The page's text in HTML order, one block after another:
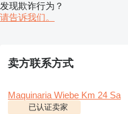
发现欺诈行为？
请告诉我们。
卖方联系方式
Maquinaria Wiebe Km 24 Sa
已认证卖家